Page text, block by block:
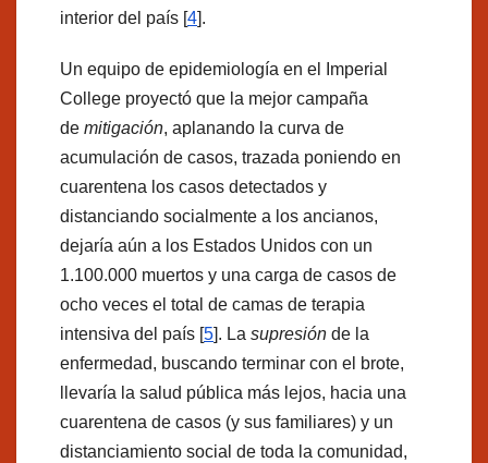
interior del país [4].
Un equipo de epidemiología en el Imperial
College proyectó que la mejor campaña
de mitigación, aplanando la curva de
acumulación de casos, trazada poniendo en
cuarentena los casos detectados y
distanciando socialmente a los ancianos,
dejaría aún a los Estados Unidos con un
1.100.000 muertos y una carga de casos de
ocho veces el total de camas de terapia
intensiva del país [5]. La supresión de la
enfermedad, buscando terminar con el brote,
llevaría la salud pública más lejos, hacia una
cuarentena de casos (y sus familiares) y un
distanciamiento social de toda la comunidad,